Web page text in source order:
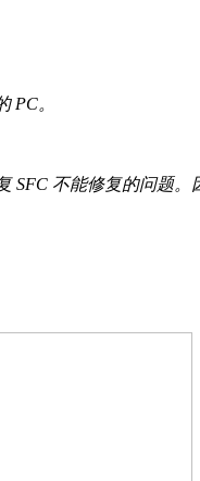
PC。
不能修复的问题。